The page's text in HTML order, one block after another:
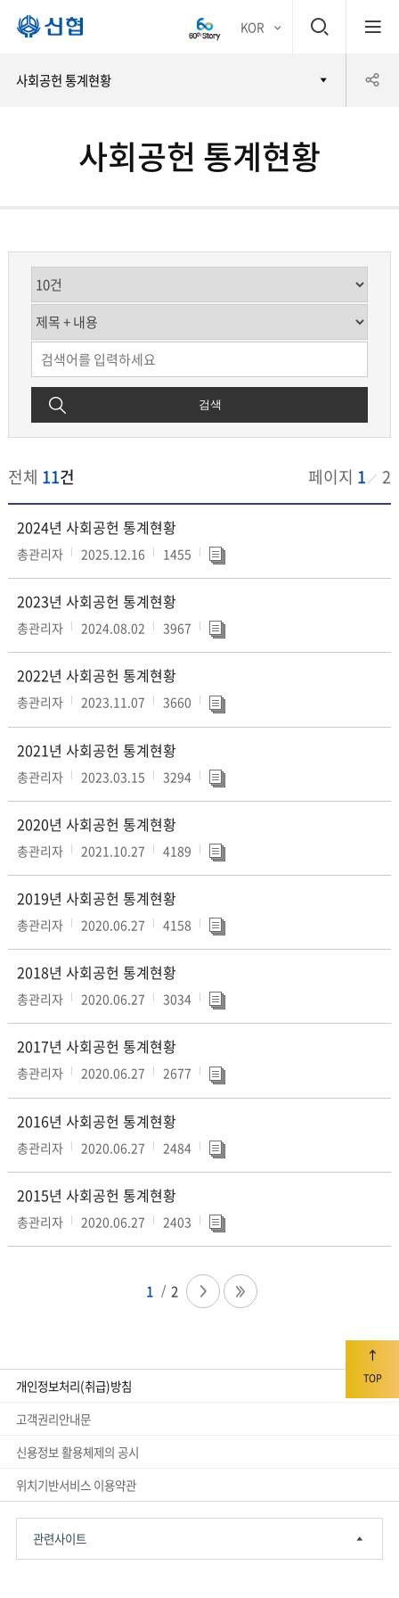
평생
어부
KOR
검
사회공헌 통계현황
사회공헌 통계현황
검색
전체 11건 페이지 1 2
회
공
헌
통
계
현
황
게
시
2024년 사회공헌 통계현황
총관리자 2025.12.16 1455
2023년 사회공헌 통계현황
총관리자 2024.08.02 3967
2022년 사회공헌 통계현황
총관리자 2023.11.07 3660
2021년 사회공헌 통계현황
총관리자 2023.03.15 3294
2020년 사회공헌 통계현황
총관리자 2021.10.27 4189
2019년 사회공헌 통계현황
총관리자 2020.06.27 4158
2018년 사회공헌 통계현황
총관리자 2020.06.27 3034
2017년 사회공헌 통계현황
총관리자 2020.06.27 2677
2016년 사회공헌 통계현황
총관리자 2020.06.27 2484
2015년 사회공헌 통계현황
총관리자 2020.06.27 2403
1 2
개인정보처리(취급)방침
고객권리안내문
신용정보 활용체제의 공시
위치기반서비스 이용약관
관련사이트
TOP